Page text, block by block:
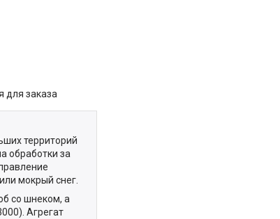
для заказа
территорий
обработки за
мокрый снег.
со шнеком, а
Агрегат